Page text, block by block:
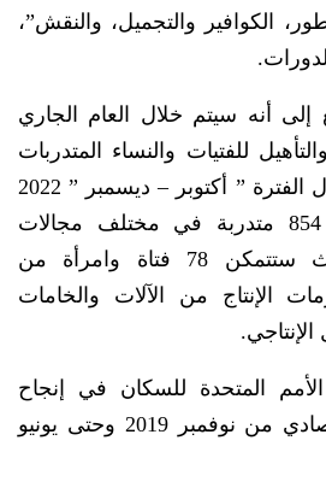
الكوافير والتجميل، والنقش”،
إلى أنه سيتم خلال العام الجاري
للفتيات والنساء المتدربات
عبر المراكز الثلاثة خلال الفترة ” أكتوبر – ديسمبر ” 2022
ويستفيد منها حوالي 854 متدربة في مختلف مجالات
التدريب المتاحة ،حيث ستتمكن 78 فتاة وامرأة من
الإنتاج من الآلات والخامات
المتحدة للسكان في إنجاح
مشروع التمكين الاقتصادي من نوفمبر 2019 وحتى يونيو